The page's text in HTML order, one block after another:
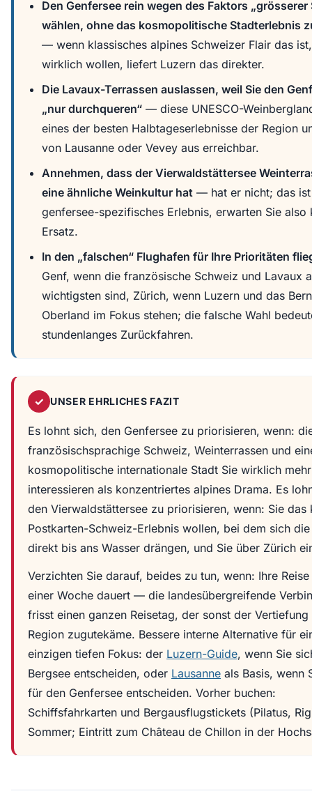
Den Genfersee rein wegen des Faktors „grösserer
wählen, ohne das kosmopolitische Stadterlebnis
— wenn klassisches alpines Schweizer Flair das
wirklich wollen, liefert Luzern das direkter.
Die Lavaux-Terrassen auslassen, weil Sie den
„nur durchqueren“ — diese UNESCO-
eines der besten Halbtageserlebnisse der Region
von Lausanne oder Vevey aus erreichbar.
Annehmen, dass der Vierwaldstättersee
eine ähnliche Weinkultur hat — hat er nicht; das
genfersee-spezifisches Erlebnis, erwarten Sie also
Ersatz.
In den „falschen“ Flughafen für Ihre Prioritäten
Genf, wenn die französische Schweiz und Lavaux
wichtigsten sind, Zürich, wenn Luzern und das
Oberland im Fokus stehen; die falsche Wahl
stundenlanges Zurückfahren.
✓ UNSER EHRLICHES FAZIT
Es lohnt sich, den Genfersee zu priorisieren, wenn:
französischsprachige Schweiz, Weinterrassen und
kosmopolitische internationale Stadt Sie wirklich mehr
interessieren als konzentriertes alpines Drama. Es
den Vierwaldstättersee zu priorisieren, wenn: Sie das
Postkarten-Schweiz-Erlebnis wollen, bei dem sich
direkt bis ans Wasser drängen, und Sie über Zürich
Verzichten Sie darauf, beides zu tun, wenn: Ihre
einer Woche dauert — die landesübergreifende
frisst einen ganzen Reisetag, der sonst der Vertiefung
Region zugutekäme. Bessere interne Alternative für
einzigen tiefen Fokus: der Luzern-Guide, wenn Sie
Bergsee entscheiden, oder Lausanne als Basis, wenn
für den Genfersee entscheiden. Vorher buchen:
Schiffsfahrkarten und Bergausflugstickets (Pilatus,
Sommer; Eintritt zum Château de Chillon in der